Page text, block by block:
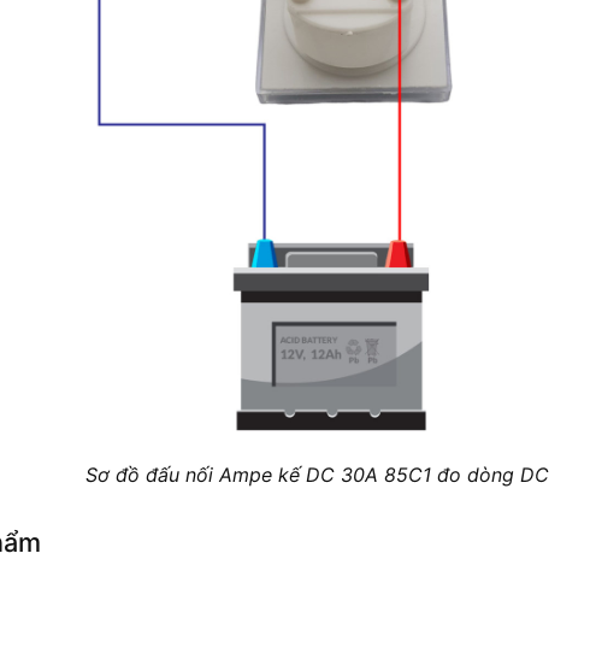
Sơ đồ đấu nối Ampe kế DC 30A 85C1 đo dòng DC